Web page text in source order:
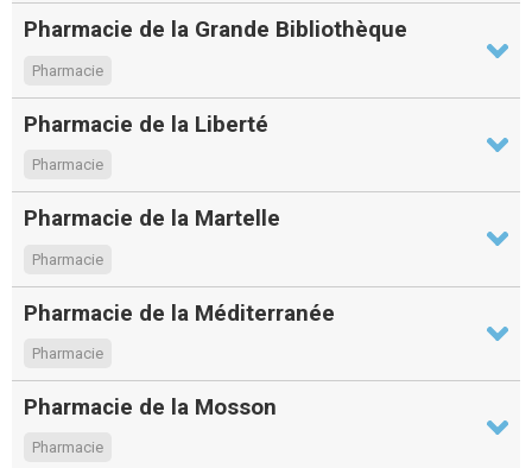
Pharmacie de la Grande Bibliothèque
Pharmacie
Pharmacie de la Liberté
Pharmacie
Pharmacie de la Martelle
Pharmacie
Pharmacie de la Méditerranée
Pharmacie
Pharmacie de la Mosson
Pharmacie